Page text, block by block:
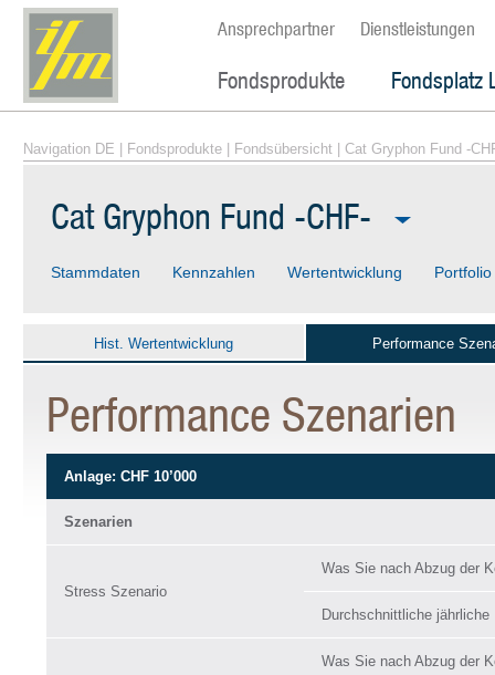
Ansprechpartner Dienstleistungen
Fondsprodukte Fondsplatz
Navigation DE Fondsprodukte Fondsübersicht | Cat Gryphon Fund -
Cat Gryphon Fund -CHF-
Stammdaten Kennzahlen Wertentwicklung Portfolio
Hist. Wertentwicklung Performance
Performance Szenarien
Anlage: CHF 10’000
Szenarien
Stress Szenario
Was Sie nach Abzug der
Durchschnittliche jährliche
Was Sie nach Abzug der